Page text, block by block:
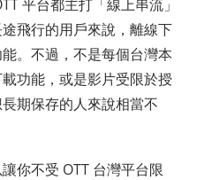
平台都主打「線上串流」
飛行的用戶來說，離線下
。不過，不是每個台灣本
功能，或是影片受限於授
期保存的人來說相當不
你不受 OTT 台灣平台限